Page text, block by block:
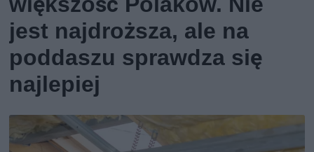
jest najdroższa, ale na
poddaszu sprawdza się
najlepiej